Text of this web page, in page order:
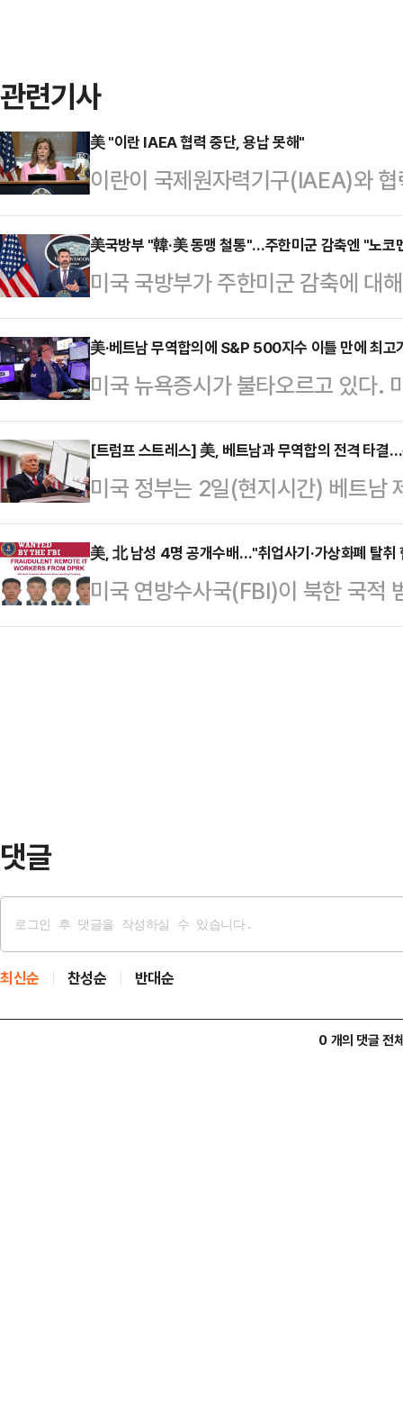
관련기사
美 "이란 IAEA 협력 중단, 용납 못해"
이란이 국제원자력기구(IAEA)와
“용납할 수 없다”고 경고했다.로이
대변인은 2일(현지시간) 워싱턴DC
의 결정을 용납할 수 없다”며 “그
력을 중단한 것은 이해할 수 없는
군의 군사작전 전까지 그들은 고농
를 보유하지 않은 국가 중에 60%
란이 유일했다”며…
美국방부 "韓·美 동맹 철통"…주한미군 감축엔 "노코
미국 국방부가 주한미군 감축에 대
맹은 철통”이라고 밝혔다.로이터통
2일(현지시간) 워싱턴DC 국방부
통같다”며 “우리는 이 동맹 관계를
라고 말했다. 다만 그는 일각에서
“우리는 보통 이 같은 문제에 대해
명했다.도널드 트럼프 2기 행정부
토하고 있는 것으로 알…
美·베트남 무역합의에 S&P 500지수 이틀 만에 최고
미국 뉴욕증시가 불타오르고 있다.
적으로 발표한 것이 대형 호재로 작
에 따르면 2일(현지시간) 뉴욕증
최고치를 이틀만에 경신했다.
오른 6227.42에 거래를 마쳤다.
시 깼다.기술주 위주의 나스닥종
오른 2만 393.13에 마감하면서 최
[트럼프 스트레스] 美, 베트남과 무역합의 전격 타
미국 정부는 2일(현지시간) 베트남
는 대신 미국 제품에 대한 베트남
합의를 베트남과 체결했다고 전격
함께 미국이 무역에서 적자를 봐온
무역 합의를 이룬 것은 이번이 처음
美, 北 남성 4명 공개수배…"취업사기·가상화폐 탈취
미국 연방수사국(FBI)이 북한 국적
내리고 사진을 공개했다.AP통신에
댓글
최신순 찬성순 반대순
0 개의 댓글 전